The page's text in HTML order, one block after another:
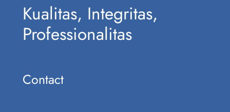
Kualitas, Integritas,
Professionalitas
Contact